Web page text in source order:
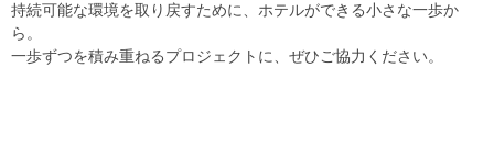
持続可能な環境を取り戻すために、ホテルができる小さな一歩か
ら。
一歩ずつを積み重ねるプロジェクトに、ぜひご協力ください。